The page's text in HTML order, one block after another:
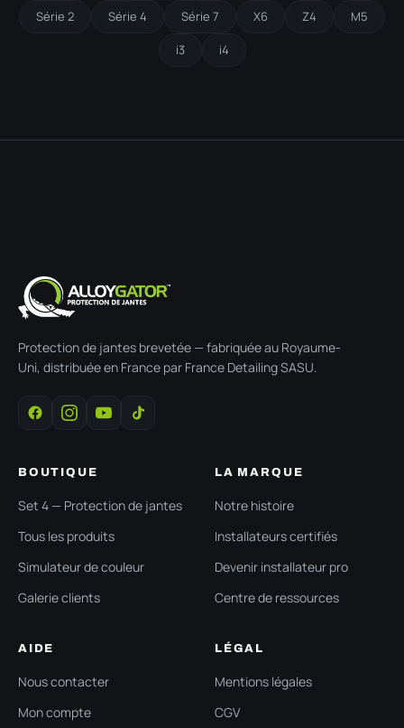
Série 2 Série 4 Série 7 X6 Z4 M5
i3 i4
Protection de jantes brevetée — fabriquée au Royaume-
Uni, distribuée en France par France Detailing SASU.
BOUTIQUE
Set 4 — Protection de jantes
Tous les produits
Simulateur de couleur
Galerie clients
LA MARQUE
Notre histoire
Installateurs certifiés
Devenir installateur pro
Centre de ressources
AIDE
Nous contacter
Mon compte
LÉGAL
Mentions légales
CGV